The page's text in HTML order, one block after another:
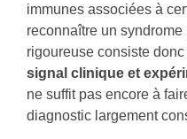
immunes associées à
reconnaître un
rigoureuse consiste
signal clinique et
ne suffit pas encore à
diagnostic largement